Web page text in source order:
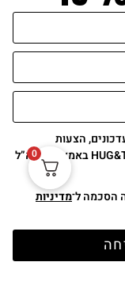
0
הצעות
שיווקיות ומבצעים מ-HUG&TAG באמצעות דוא”ל
הסכמה ל־מדיניות